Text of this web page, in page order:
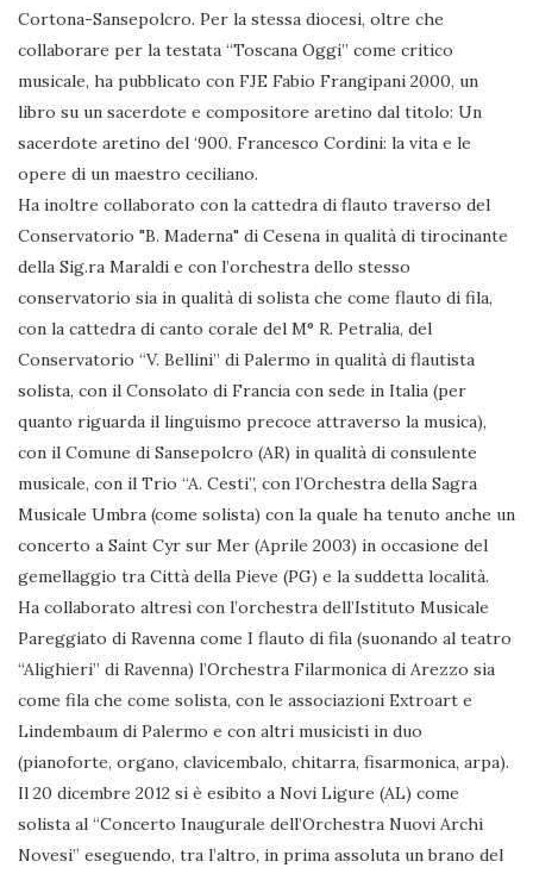
Cortona-Sansepolcro. Per la stessa diocesi, oltre che
collaborare per la testata “Toscana Oggi” come critico
musicale, ha pubblicato con FJE Fabio Frangipani 2000, un
libro su un sacerdote e compositore aretino dal titolo: Un
sacerdote aretino del ‘900. Francesco Cordini: la vita e le
opere di un maestro ceciliano.
Ha inoltre collaborato con la cattedra di flauto traverso del
Conservatorio "B. Maderna" di Cesena in qualità di tirocinante
della Sig.ra Maraldi e con l’orchestra dello stesso
conservatorio sia in qualità di solista che come flauto di fila,
con la cattedra di canto corale del M° R. Petralia, del
Conservatorio “V. Bellini” di Palermo in qualità di flautista
solista, con il Consolato di Francia con sede in Italia (per
quanto riguarda il linguismo precoce attraverso la musica),
con il Comune di Sansepolcro (AR) in qualità di consulente
musicale, con il Trio “A. Cesti”, con l’Orchestra della Sagra
Musicale Umbra (come solista) con la quale ha tenuto anche un
concerto a Saint Cyr sur Mer (Aprile 2003) in occasione del
gemellaggio tra Città della Pieve (PG) e la suddetta località.
Ha collaborato altresì con l’orchestra dell’Istituto Musicale
Pareggiato di Ravenna come I flauto di fila (suonando al teatro
“Alighieri” di Ravenna) l’Orchestra Filarmonica di Arezzo sia
come fila che come solista, con le associazioni Extroart e
Lindembaum di Palermo e con altri musicisti in duo
(pianoforte, organo, clavicembalo, chitarra, fisarmonica, arpa).
Il 20 dicembre 2012 si è esibito a Novi Ligure (AL) come
solista al “Concerto Inaugurale dell’Orchestra Nuovi Archi
Novesi” eseguendo, tra l’altro, in prima assoluta un brano del